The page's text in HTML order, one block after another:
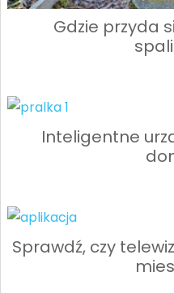
Gdzie przyda
Inteligentne
Sprawdź, czy